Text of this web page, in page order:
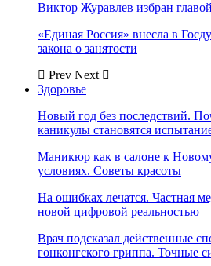
Виктор Журавлев избран
«Единая Россия» внесла в
закона о занятости
Prev Next
Здоровье
Новый год без последствий.
каникулы становятся
Маникюр как в салоне к
условиях. Советы красоты
На ошибках лечатся. Частная
новой цифровой реальностью
Врач подсказал действенные
гонконгского гриппа. Точные